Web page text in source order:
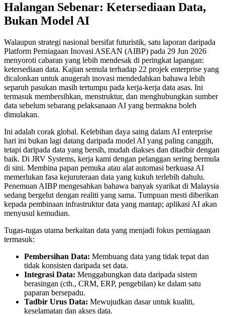
Halangan Sebenar: Ketersediaan Data,
Bukan Model AI
Walaupun strategi nasional bersifat futuristik, satu laporan daripada
Platform Perniagaan Inovasi ASEAN (AIBP) pada 29 Jun 2026
menyoroti cabaran yang lebih mendesak di peringkat lapangan:
ketersediaan data. Kajian semula terhadap 22 projek enterprise yang
dicalonkan untuk anugerah inovasi mendedahkan bahawa lebih
separuh pasukan masih tertumpu pada kerja-kerja data asas. Ini
termasuk membersihkan, menstruktur, dan menghubungkan sumber
data sebelum sebarang pelaksanaan AI yang bermakna boleh
dimulakan.
Ini adalah corak global. Kelebihan daya saing dalam AI enterprise
hari ini bukan lagi datang daripada model AI yang paling canggih,
tetapi daripada data yang bersih, mudah diakses dan ditadbir dengan
baik. Di JRV Systems, kerja kami dengan pelanggan sering bermula
di sini. Membina papan pemuka atau alat automasi berkuasa AI
memerlukan fasa kejuruteraan data yang kukuh terlebih dahulu.
Penemuan AIBP mengesahkan bahawa banyak syarikat di Malaysia
sedang bergelut dengan realiti yang sama. Tumpuan mesti diberikan
kepada pembinaan infrastruktur data yang mantap; aplikasi AI akan
menyusul kemudian.
Tugas-tugas utama berkaitan data yang menjadi fokus perniagaan
termasuk:
Pembersihan Data: Membuang data yang tidak tepat dan
tidak konsisten daripada set data.
Integrasi Data: Menggabungkan data daripada sistem
berasingan (cth., CRM, ERP, pengebilan) ke dalam satu
paparan bersepadu.
Tadbir Urus Data: Mewujudkan dasar untuk kualiti,
keselamatan dan akses data.